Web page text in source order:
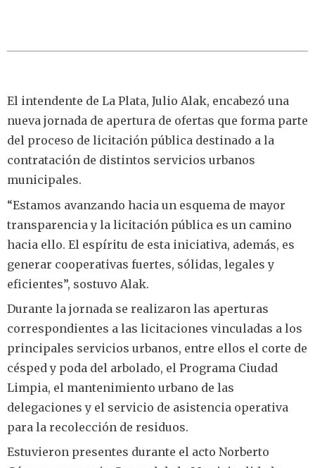
El intendente de La Plata, Julio Alak, encabezó una
nueva jornada de apertura de ofertas que forma parte
del proceso de licitación pública destinado a la
contratación de distintos servicios urbanos
municipales.
“Estamos avanzando hacia un esquema de mayor
transparencia y la licitación pública es un camino
hacia ello. El espíritu de esta iniciativa, además, es
generar cooperativas fuertes, sólidas, legales y
eficientes”, sostuvo Alak.
Durante la jornada se realizaron las aperturas
correspondientes a las licitaciones vinculadas a los
principales servicios urbanos, entre ellos el corte de
césped y poda del arbolado, el Programa Ciudad
Limpia, el mantenimiento urbano de las
delegaciones y el servicio de asistencia operativa
para la recolección de residuos.
Estuvieron presentes durante el acto Norberto